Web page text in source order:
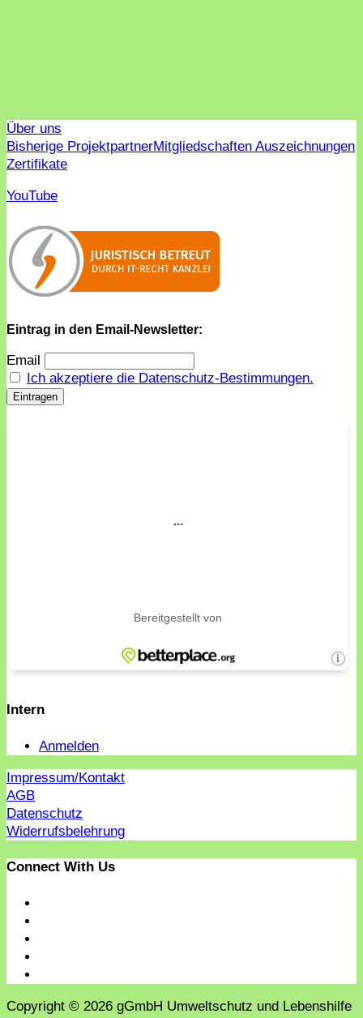
Über uns
Bisherige ProjektpartnerMitgliedschaften Auszeichnungen
Zertifikate
YouTube
Eintrag in den Email-Newsletter:
Email
Ich akzeptiere die Datenschutz-Bestimmungen.
Intern
Anmelden
Impressum/Kontakt
AGB
Datenschutz
Widerrufsbelehrung
Connect With Us
Copyright © 2026 gGmbH Umweltschutz und Lebenshilfe